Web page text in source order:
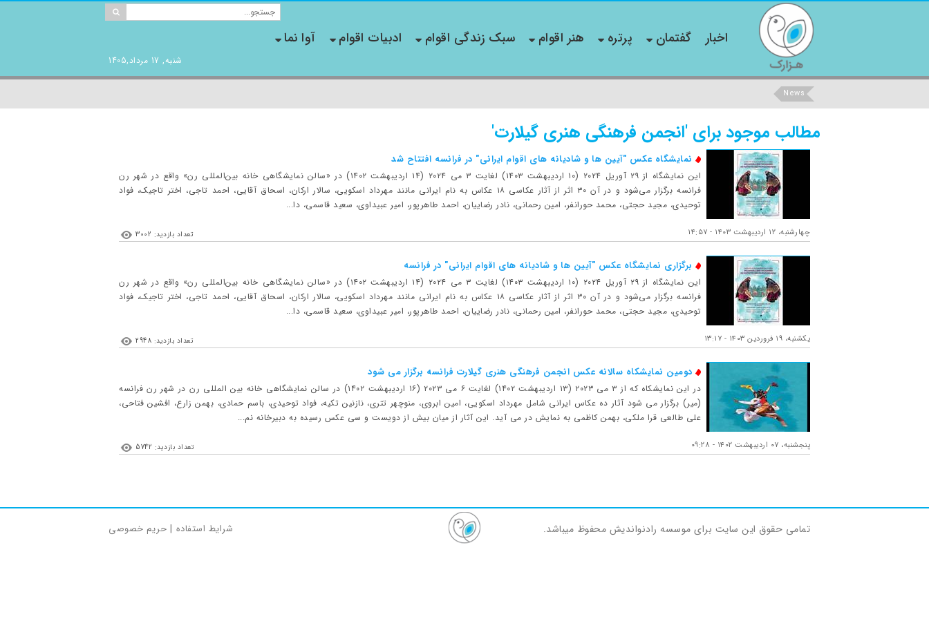
شنبه, 17 مرداد,1405
اخبار گفتمان پرتره هنر اقوام سبک زندگی اقوام ادبیات اقوام آوا نما
News
مطالب موجود برای 'انجمن فرهنگی هنری گیلارت'
نمایشگاه عکس "آیین ها و شادیانه های اقوام ایرانی" در فرانسه افتتاح شد
این نمایشگاه از ۲۹ آوریل ۲۰۲۴ (۱۰ اردیبهشت ۱۴۰۳) لغایت ۳ می ۲۰۲۴ (۱۴ اردیبهشت ۱۴۰۲) در «سالن نمایشگاهی خانه بین‌المللی رن» واقع در شهر رن
فرانسه برگزار می‌شود و در آن ۳۰ اثر از آثار عکاسی ۱۸ عکاس به نام ایرانی مانند مهرداد اسکویی، سالار ارکان، اسحاق آقایی، احمد تاجی، اختر تاجیک، فواد
توحیدی، مجید حجتی، محمد حورانفر، امین رحمانی، نادر رضاییان، احمد طاهرپور، امیر عبیداوی، سعید قاسمی، دا...
چهارشنبه، ۱۲ اردیبهشت ۱۴۰۳ - ۱۴:۵۷ تعداد بازدید: 3002
برگزاری نمایشگاه عکس "آیین ها و شادیانه های اقوام ایرانی" در فرانسه
این نمایشگاه از ۲۹ آوریل ۲۰۲۴ (۱۰ اردیبهشت ۱۴۰۳) لغایت ۳ می ۲۰۲۴ (۱۴ اردیبهشت ۱۴۰۲) در «سالن نمایشگاهی خانه بین‌المللی رن» واقع در شهر رن
فرانسه برگزار می‌شود و در آن ۳۰ اثر از آثار عکاسی ۱۸ عکاس به نام ایرانی مانند مهرداد اسکویی، سالار ارکان، اسحاق آقایی، احمد تاجی، اختر تاجیک، فواد
توحیدی، مجید حجتی، محمد حورانفر، امین رحمانی، نادر رضاییان، احمد طاهرپور، امیر عبیداوی، سعید قاسمی، دا...
یکشنبه، ۱۹ فروردین ۱۴۰۳ - ۱۳:۱۷ تعداد بازدید: 2948
دومین نمایشکاه سالانه عکس انجمن فرهنگی هنری گیلارت فرانسه برگزار می شود
در این نمایشکاه که از ۳ می ۲۰۲۳ (۱۳ اردیبهشت ۱۴۰۲) لغایت ۶ می ۲۰۲۳ (۱۶ اردیبهشت ۱۴۰۲) در سالن نمایشگاهی خانه بین المللی رن در شهر رن فرانسه
(میر) برگزار می شود آثار ده عکاس ایرانی شامل مهرداد اسکویی، امین ابروی، منوچهر تتری، نازنین تکیه، فواد توحیدی، باسم حمادی، بهمن زارع، افشین فتاحی،
علی طالعی قرا ملکی، بهمن کاظمی به نمایش در می آید. این آثار از میان بیش از دویست و سی عکس رسیده به دبیرخانه نم...
پنجشنبه، ۰۷ اردیبهشت ۱۴۰۲ - ۰۹:۲۸ تعداد بازدید: 5742
تمامی حقوق این سایت برای موسسه رادنواندیش محفوظ میباشد. حریم خصوصی | شرایط استفاده